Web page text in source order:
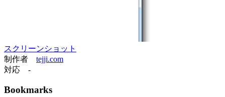
スクリーンショット
制作者 tejji.com
対応 -
Bookmarks